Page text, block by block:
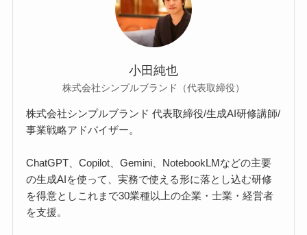
小田純也
株式会社シンプルブランド（代表取締役）
株式会社シンプルブランド 代表取締役/生成AI研修講師/
事業戦略アドバイザー。
ChatGPT、Copilot、Gemini、NotebookLMなどの主要
の生成AIを使って、実務で使える形に落とし込む研修
を得意としこれまで30業種以上の企業・士業・経営者
を支援。